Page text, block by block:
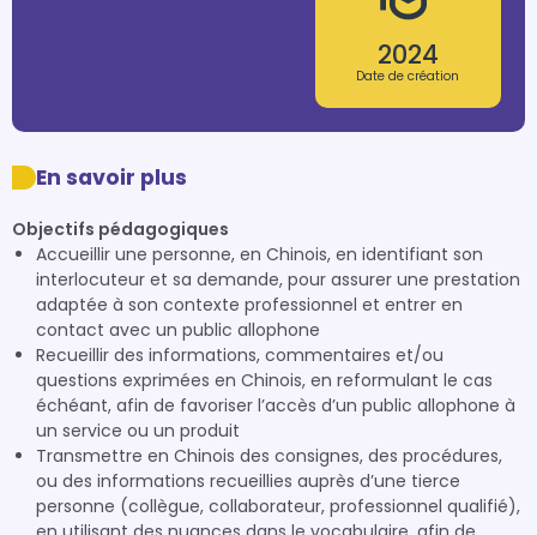
2024
Date de création
En savoir plus
Objectifs pédagogiques
Accueillir une personne, en Chinois, en identifiant son
interlocuteur et sa demande, pour assurer une prestation
adaptée à son contexte professionnel et entrer en
contact avec un public allophone
Recueillir des informations, commentaires et/ou
questions exprimées en Chinois, en reformulant le cas
échéant, afin de favoriser l’accès d’un public allophone à
un service ou un produit
Transmettre en Chinois des consignes, des procédures,
ou des informations recueillies auprès d’une tierce
personne (collègue, collaborateur, professionnel qualifié),